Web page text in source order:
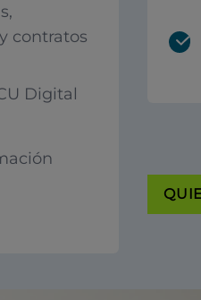
contratos
Digital